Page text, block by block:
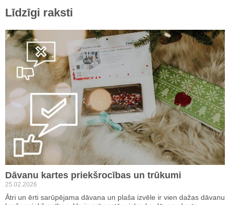
Līdzīgi raksti
Dāvanu kartes priekšrocības un trūkumi
25.02.2026
Ātri un ērti sarūpējama dāvana un plaša izvēle ir vien dažas dāvanu